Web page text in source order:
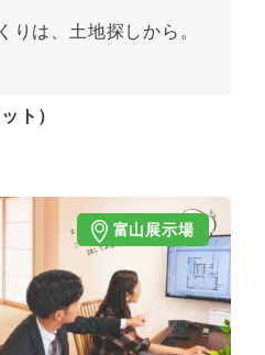
りは、土地探しから。
ト）
富山展示場